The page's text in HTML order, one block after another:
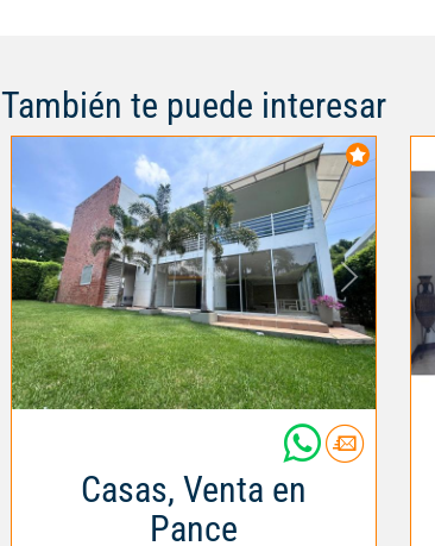
colegios, universidades.
También te puede interesar
Casas, Venta en
Pance